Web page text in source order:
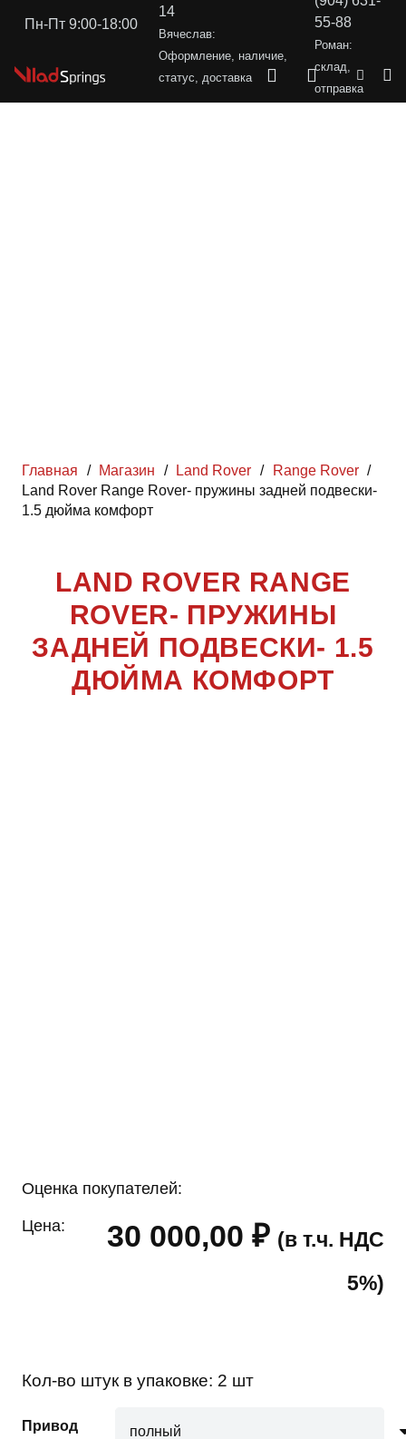
Пн-Пт 9:00-18:00
14
Вячеслав:
Оформление, наличие,
статус, доставка
55-88
Роман:
склад,
отправка
Главная / Магазин / Land Rover / Range Rover /
Land Rover Range Rover- пружины задней подвески-
1.5 дюйма комфорт
LAND ROVER RANGE
ROVER- ПРУЖИНЫ
ЗАДНЕЙ ПОДВЕСКИ- 1.5
ДЮЙМА КОМФОРТ
Оценка покупателей:
Цена: 30 000,00 ₽ (в т.ч. НДС
5%)
Кол-во штук в упаковке: 2 шт
Привод